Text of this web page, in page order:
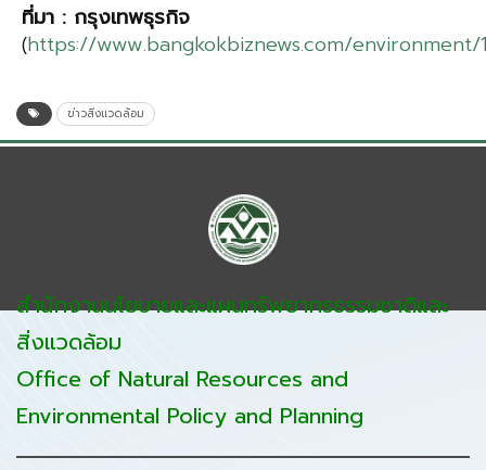
ที่มา : กรุงเทพธุรกิจ
(https://www.bangkokbiznews.com/environment/
ข่าวสิ่งแวดล้อม
สำนักงานนโยบายและแผนทรัพยากรธรรมชาติและ
สิ่งแวดล้อม
Office of Natural Resources and
Environmental Policy and Planning